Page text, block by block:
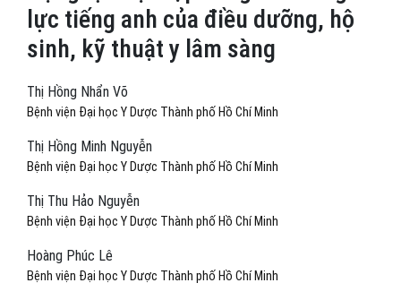
lực tiếng anh của điều dưỡng, hộ
sinh, kỹ thuật y lâm sàng
Thị Hồng Nhẩn Võ
Bệnh viện Đại học Y Dược Thành phố Hồ Chí Minh
Thị Hồng Minh Nguyễn
Bệnh viện Đại học Y Dược Thành phố Hồ Chí Minh
Thị Thu Hảo Nguyễn
Bệnh viện Đại học Y Dược Thành phố Hồ Chí Minh
Hoàng Phúc Lê
Bệnh viện Đại học Y Dược Thành phố Hồ Chí Minh